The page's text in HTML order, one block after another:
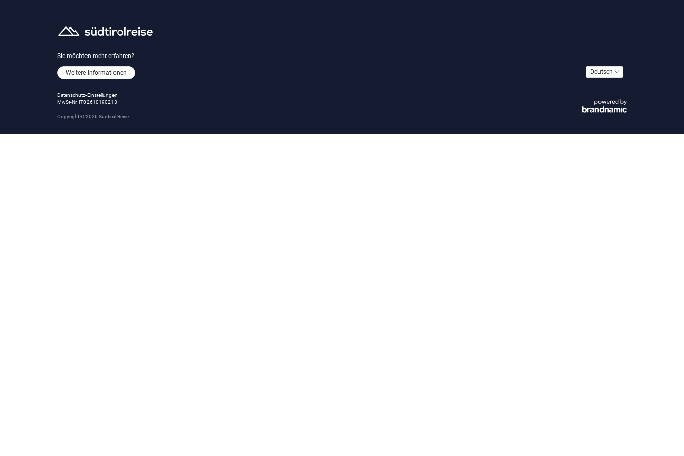
Sie möchten mehr erfahren?
Weitere Informationen
Datenschutz-Einstellungen
MwSt-Nr. IT02610190213
Copyright © 2026 Südtirol Reise